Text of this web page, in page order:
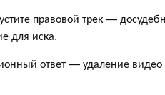
правовой трек —
для иска.
ответ — удаление